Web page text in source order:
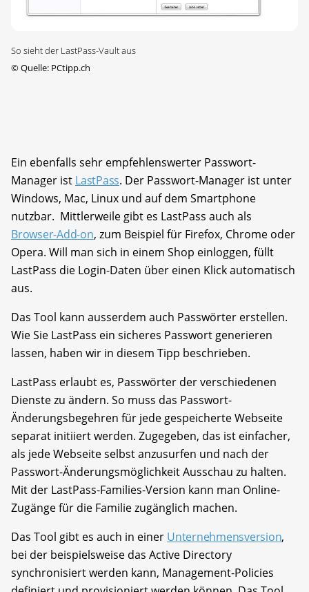
So sieht der LastPass-Vault aus
©Quelle: PCtipp.ch
Ein ebenfalls sehr empfehlenswerter Passwort-
Manager ist LastPass. Der Passwort-Manager ist unter
Windows, Mac, Linux und auf dem Smartphone
nutzbar. Mittlerweile gibt es LastPass auch als
Browser-Add-on, zum Beispiel für Firefox, Chrome oder
Opera. Will man sich in einem Shop einloggen, füllt
LastPass die Login-Daten über einen Klick automatisch
aus.
Das Tool kann ausserdem auch Passwörter erstellen.
Wie Sie LastPass ein sicheres Passwort generieren
lassen, haben wir in diesem Tipp beschrieben.
LastPass erlaubt es, Passwörter der verschiedenen
Dienste zu ändern. So muss das Passwort-
Änderungsbegehren für jede gespeicherte Webseite
separat initiiert werden. Zugegeben, das ist einfacher,
als jede Webseite selbst anzusurfen und nach der
Passwort-Änderungsmöglichkeit Ausschau zu halten.
Mit der LastPass-Families-Version kann man Online-
Zugänge für die Familie zugänglich machen.
Das Tool gibt es auch in einer Unternehmensversion,
bei der beispielsweise das Active Directory
synchronisiert werden kann, Management-Policies